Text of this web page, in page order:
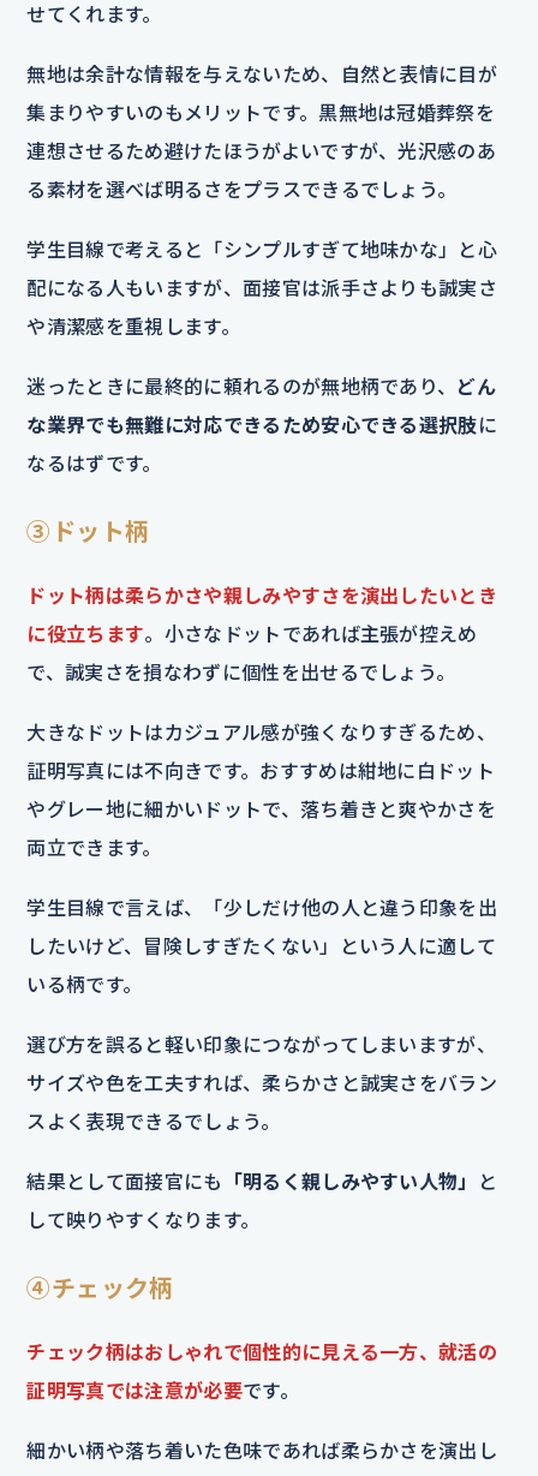
せてくれます。
無地は余計な情報を与えないため、自然と表情に目が
集まりやすいのもメリットです。黒無地は冠婚葬祭を
連想させるため避けたほうがよいですが、光沢感のあ
る素材を選べば明るさをプラスできるでしょう。
学生目線で考えると「シンプルすぎて地味かな」と心
配になる人もいますが、面接官は派手さよりも誠実さ
や清潔感を重視します。
迷ったときに最終的に頼れるのが無地柄であり、 どん
な業界でも無難に対応できるため安心できる選択肢に
なるはずです。
③ドット柄
ドット柄は柔らかさや親しみやすさを演出したいとき
に役立ちます。小さなドットであれば主張が控えめ
で、誠実さを損なわずに個性を出せるでしょう。
大きなドットはカジュアル感が強くなりすぎるため、
証明写真には不向きです。おすすめは紺地に白ドット
やグレー地に細かいドットで、落ち着きと爽やかさを
両立できます。
学生目線で言えば、「少しだけ他の人と違う印象を出
したいけど、冒険しすぎたくない」という人に適して
いる柄です。
選び方を誤ると軽い印象につながってしまいますが、
サイズや色を工夫すれば、柔らかさと誠実さをバラン
スよく表現できるでしょう。
結果として面接官にも 「明るく親しみやすい人物」
と
して映りやすくなります。
④チェック柄
チェック柄はおしゃれで個性的に見える一方、就活の
証明写真では注意が必要です。
細かい柄や落ち着いた色味であれば柔らかさを演出し